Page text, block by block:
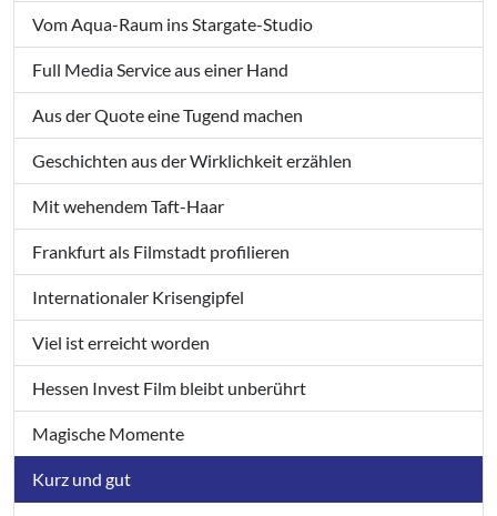
Vom Aqua-Raum ins Stargate-Studio
Full Media Service aus einer Hand
Aus der Quote eine Tugend machen
Geschichten aus der Wirklichkeit erzählen
Mit wehendem Taft-Haar
Frankfurt als Filmstadt profilieren
Internationaler Krisengipfel
Viel ist erreicht worden
Hessen Invest Film bleibt unberührt
Magische Momente
Kurz und gut